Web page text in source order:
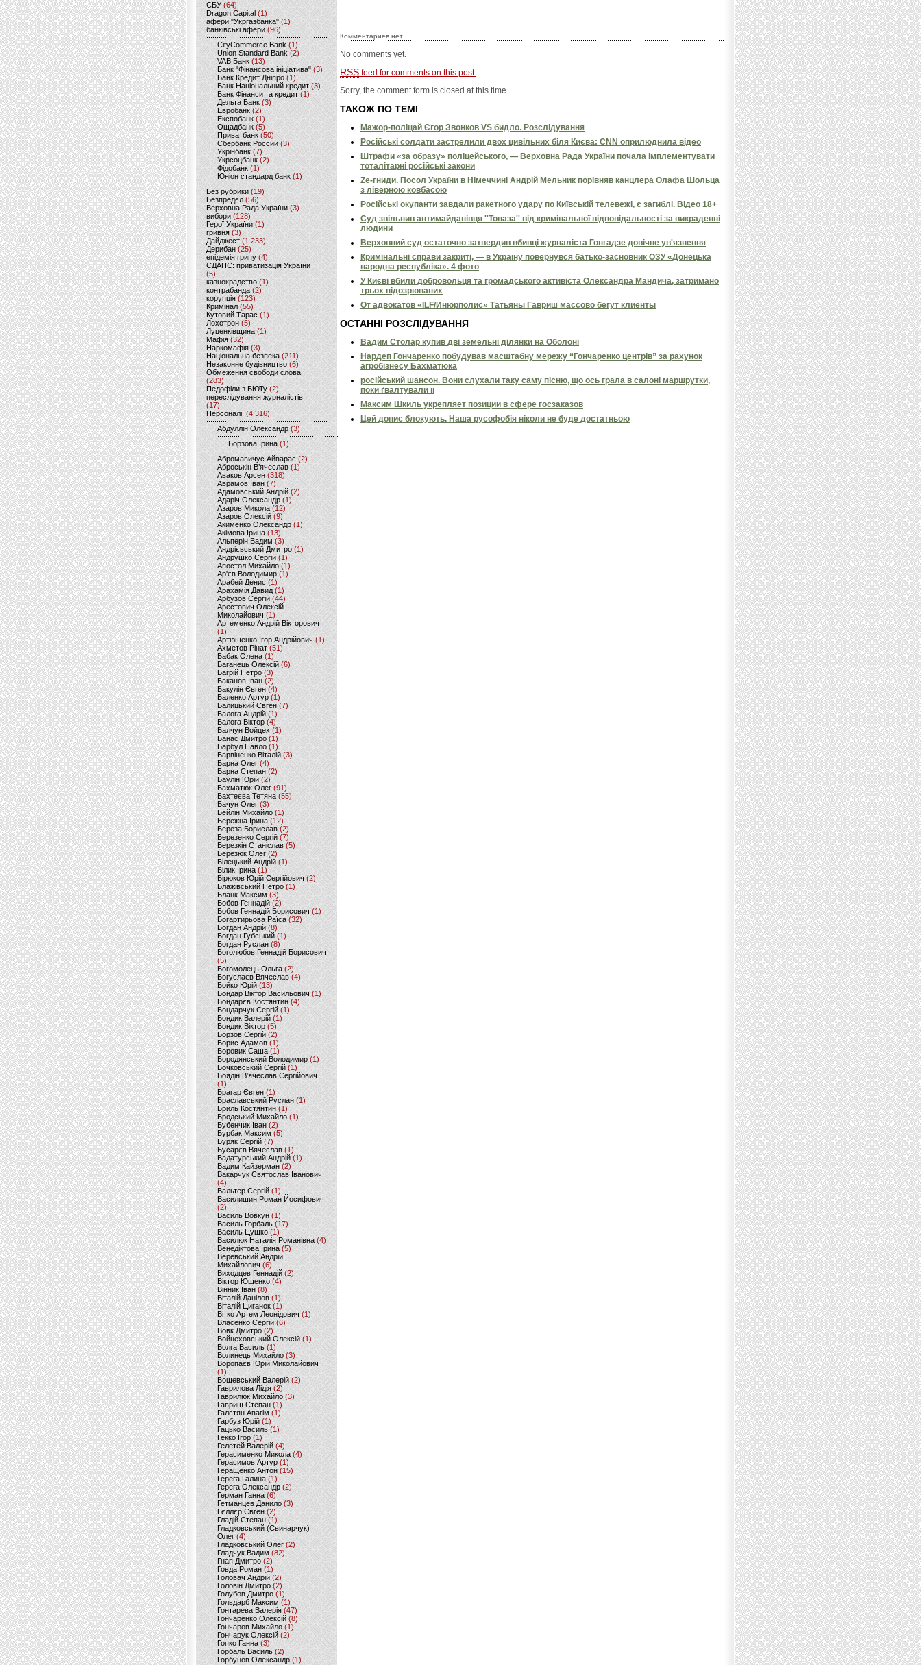
CБУ (64)
Dragon Capital (1)
афери "Укргазбанка" (1)
банківські афери (96)
CityCommerce Bank (1)
Union Standard Bank (2)
VAB Банк (13)
Банк "Фінансова ініціатива" (3)
Банк Кредит Дніпро (1)
Банк Національний кредит (3)
Банк Фінанси та кредит (1)
Дельта Банк (3)
Евробанк(2)
Експобанк (1)
Ощадбанк(5)
Приватбанк (50)
Сбербанк России (3)
Укрінбанк(7)
Укрсоцбанк (2)
Фідобанк (1)
Юніон стандард банк(1)
Без рубрики (19)
Безпредєл(56)
Верховна Рада України (3)
вибори(128)
Герої України(1)
гривня (3)
Дайджест (1 233)
Дерибан (25)
епідемія грипу (4)
ЄДАПС: приватизація України
(5)
казнокрадство (1)
контрабанда (2)
корупція (123)
Кримінал (55)
Кутовий Тарас (1)
Лохотрон(5)
Луценківщина (1)
Мафія (32)
Наркомафія (3)
Національна безпека (211)
Незаконне будівництво(6)
Обмеження свободи слова
(283)
Педофіли з БЮТу (2)
переслідування журналістів
(17)
Персоналії (4 316)
Абдуллін Олександр (3)
Борзова Ірина(1)
Абромавичус Айварас (2)
Аброськін В’ячеслав(1)
Аваков Арсен (318)
Аврамов Іван (7)
Адамовський Андрій(2)
Адаріч Олександр (1)
Азаров Микола (12)
Азаров Олексій (9)
Акименко Олександр(1)
Акімова Ірина(13)
Альперін Вадим (3)
Андрієвський Дмитро(1)
Андрушко Сергій(1)
Апостол Михайло(1)
Ар'єв Володимир (1)
Арабей Денис(1)
Арахамія Давид (1)
Арбузов Сергій (44)
Арестович Олексій
Миколайович(1)
Артеменко Андрій Вікторович
(1)
Артюшенко Ігор Андрійович(1)
Ахметов Рінат(51)
Бабак Олена(1)
Баганець Олексій(6)
Багрій Петро (3)
Баканов Іван(2)
Бакулін Євген (4)
Баленко Артур(1)
Балицький Євген(7)
Балога Андрій (1)
Балога Віктор (4)
Балчун Войцех (1)
Банас Дмитро (1)
Барбул Павло(1)
Барвіненко Віталій(3)
Барна Олег (4)
Барна Степан (2)
Баулін Юрій (2)
Бахматюк Олег (91)
Бахтеєва Тетяна(55)
Бачун Олег (3)
Бейлін Михайло (1)
Бережна Ірина(12)
Береза Борислав(2)
Березенко Сергій (7)
Березкін Станіслав (5)
Березюк Олег(2)
Білецький Андрій (1)
Білик Ірина (1)
Бірюков Юрій Сергійович (2)
Блажівський Петро (1)
Бланк Максим(3)
Бобов Геннадій (2)
Бобов Геннадій Борисович (1)
Богартирьова Раїса (32)
Богдан Андрій(8)
Богдан Губський (1)
Богдан Руслан(8)
Боголюбов Геннадій Борисович
(5)
Богомолець Ольга (2)
Богуслаєв Вячеслав (4)
Бойко Юрій (13)
Бондар Віктор Васильович (1)
Бондарєв Костянтин (4)
Бондарчук Сергій(1)
Бондик Валерій (1)
Бондик Віктор(5)
Борзов Сергiй (2)
Борис Адамов(1)
Боровик Саша (1)
Бородянський Володимир (1)
Бочковський Сергій (1)
Боядін В'ячеслав Сергійович
(1)
Брагар Євген (1)
Браславський Руслан (1)
Бриль Костянтин (1)
Бродський Михайло (1)
Бубенчик Іван(2)
Бурбак Максим (5)
Буряк Сергій (7)
Бусарєв Вячеслав (1)
Вадатурський Андрій (1)
Вадим Кайзерман (2)
Вакарчук Святослав Іванович
(4)
Вальтер Сергій (1)
Василишин Роман Йосифович
(2)
Василь Вовкун (1)
Василь Горбаль (17)
Василь Цушко (1)
Василюк Наталія Романівна (4)
Венедіктова Ірина(5)
Веревський Андрій
Михайлович (6)
Виходцев Геннадій (2)
Віктор Ющенко (4)
Вінник Іван (8)
Віталій Данілов (1)
Віталій Циганок (1)
Вітко Артем Леонідович(1)
Власенко Сергій (6)
Вовк Дмитро(2)
Войцеховський Олексій(1)
Волга Василь (1)
Волинець Михайло (3)
Воропаєв Юрій Миколайович
(1)
Вощевський Валерій(2)
Гаврилова Лідія (2)
Гаврилюк Михайло (3)
Гавриш Степан (1)
Галстян Авагім (1)
Гарбуз Юрій (1)
Гацько Василь (1)
Гекко Ігор(1)
Гелетей Валерій (4)
Герасименко Микола (4)
Герасимов Артур (1)
Геращенко Антон(15)
Герега Галина (1)
Герега Олександр (2)
Герман Ганна (6)
Гетманцев Данило (3)
Гєллєр Євген (2)
Гладій Степан(1)
Гладковський (Свинарчук)
Олег (4)
Гладковський Олег (2)
Гладчук Вадим (82)
Гнап Дмитро (2)
Говда Роман(1)
Головач Андрій (2)
Головін Дмитро (2)
Голубов Дмитро (1)
Гольдарб Максим(1)
Гонтарева Валерія (47)
Гончаренко Олексій(8)
Гончаров Михайло (1)
Гончарук Олексій (2)
Гопко Ганна (3)
Горбаль Василь (2)
Горбунов Олександр (1)
Комментариев нет
No comments yet.
RSS feed for comments on this post.
Sorry, the comment form is closed at this time.
ТАКОЖ ПО ТЕМІ
Мажор-поліцай Єгор Звонков VS бидло. Розслідування
Російські солдати застрелили двох цивільних біля Києва: CNN оприлюднила відео
Штрафи «за образу» поліцейського, — Верховна Рада України почала імплементувати
тоталітарні російські закони
Ze-гниди. Посол України в Німеччині Андрій Мельник порівняв канцлера Олафа Шольца
з ліверною ковбасою
Російські окупанти завдали ракетного удару по Київській телевежі, є загиблі. Відео 18+
Суд звільнив антимайданівця ''Топаза'' від кримінальної відповідальності за викраденні
людини
Верховний суд остаточно затвердив вбивці журналіста Гонгадзе довічне ув'язнення
Кримінальні справи закриті, — в Україну повернувся батько-засновник ОЗУ «Донецька
народна республіка». 4 фото
У Києві вбили добровольця та громадського активіста Олександра Мандича, затримано
трьох підозрюваних
От адвокатов «ILF/Инюрполис» Татьяны Гавриш массово бегут клиенты
ОСТАННІ РОЗСЛІДУВАННЯ
Вадим Столар купив дві земельні ділянки на Оболоні
Нардеп Гончаренко побудував масштабну мережу “Гончаренко центрів” за рахунок
агробізнесу Бахматюка
російський шансон. Вони слухали таку саму пісню, що ось грала в салоні маршрутки,
поки ґвалтували її
Максим Шкиль укрепляет позиции в сфере госзаказов
Цей допис блокують. Наша русофобія ніколи не буде достатньою